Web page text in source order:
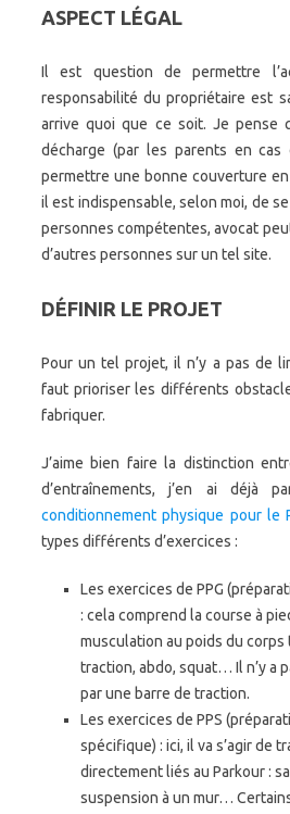
ASPECT LÉGAL
Il est question de permettre
responsabilité du propriétaire est
arrive quoi que ce soit. Je pense
décharge (par les parents en cas
permettre une bonne couverture
il est indispensable, selon moi, de
personnes compétentes, avocat
d’autres personnes sur un tel site.
DÉFINIR LE PROJET
Pour un tel projet, il n’y a pas de
faut prioriser les différents
fabriquer.
J’aime bien faire la distinction
d’entraînements, j’en ai déjà
conditionnement physique pour le
types différents d’exercices :
Les exercices de PPG
: cela comprend la course à
musculation au poids du corps
traction, abdo, squat… Il n’y a
par une barre de traction.
Les exercices de PPS
spécifique) : ici, il va s’agir de
directement liés au Parkour :
suspension à un mur…